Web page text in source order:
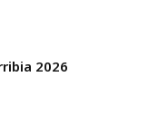
2026